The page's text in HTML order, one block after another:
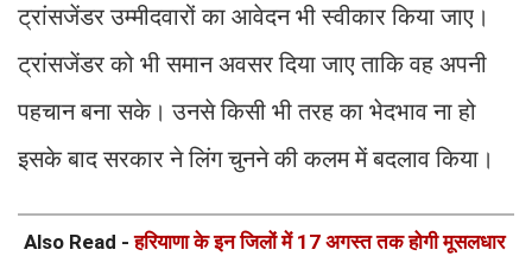
ट्रांसजेंडर उम्मीदवारों का आवेदन भी स्वीकार किया जाए।
ट्रांसजेंडर को भी समान अवसर दिया जाए ताकि वह अपनी
पहचान बना सके। उनसे किसी भी तरह का भेदभाव ना हो
इसके बाद सरकार ने लिंग चुनने की कलम में बदलाव किया।
Also Read -हरियाणा के इन जिलों में 17 अगस्त तक होगी मूसलधार